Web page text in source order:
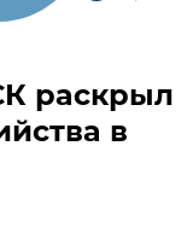
раскрыл
в